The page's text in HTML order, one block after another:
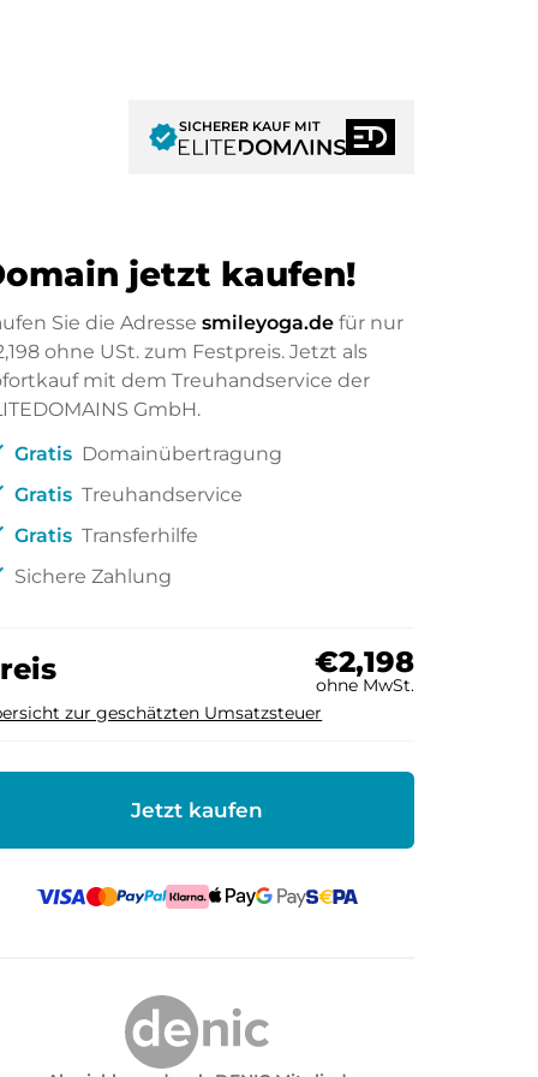
verifiedSICHERER KAUF MIT
jetzt kaufen!
Sie die Adressesmileyoga.de für nur
ohne USt. zum Festpreis. Jetzt als
mit dem Treuhandservice der
GmbH.
Gratis Domainübertragung
Gratis Treuhandservice
Gratis Transferhilfe
Sichere Zahlung
€2,198
ohne MwSt.
zur geschätzten Umsatzsteuer
Jetzt kaufen